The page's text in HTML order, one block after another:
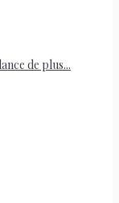
de plus...